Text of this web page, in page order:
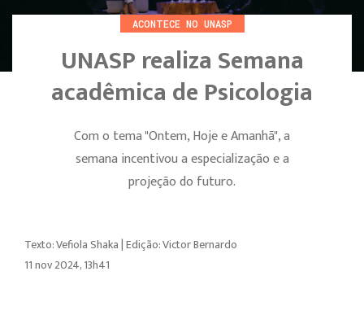
ACONTECE NO UNASP
UNASP realiza Semana
acadêmica de Psicologia
Com o tema "Ontem, Hoje e Amanhã", a
semana incentivou a especialização e a
projeção do futuro.
Texto: Vefiola Shaka | Edição: Victor Bernardo
11 nov 2024, 13h41